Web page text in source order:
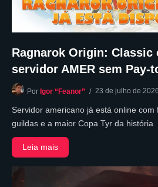
Ragnarok Origin: Classic
servidor AMER sem Pay-
Por Igor “Feanor” 23 de julho de 2026
Servidor americano já está online com
guildas e a maior Copa Tyr da história
Leia mais